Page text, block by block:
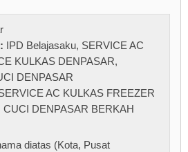
IPD Belajasaku, SERVICE AC
KULKAS DENPASAR,
DENPASAR
AC KULKAS FREEZER
DENPASAR BERKAH
diatas (Kota, Pusat